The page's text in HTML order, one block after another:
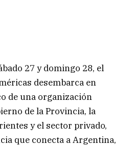
27 y domingo 28, el
desembarca en
de una organización
de la Provincia, la
y el sector privado,
que conecta a Argentina,